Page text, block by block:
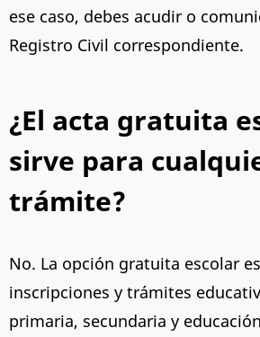
ese caso, debes acudir o
Registro Civil correspondiente.
¿El acta gratuita
sirve para
trámite?
No. La opción gratuita escolar
inscripciones y trámites
primaria, secundaria y